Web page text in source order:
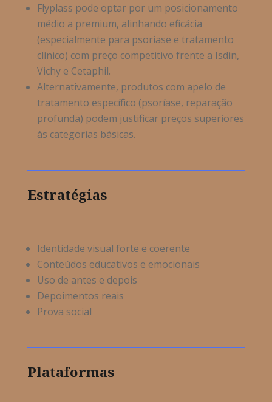
Flyplass pode optar por um posicionamento
médio a premium, alinhando eficácia
(especialmente para psoríase e tratamento
clínico) com preço competitivo frente a Isdin,
Vichye Cetaphil.
Alternativamente, produtos com apelo de
tratamento específico (psoríase, reparação
profunda) podem justificar preços superiores
às categorias básicas.
Estratégias
Identidade visual forte e coerente
Conteúdos educativos e emocionais
Uso de antes e depois
Depoimentos reais
Prova social
Plataformas